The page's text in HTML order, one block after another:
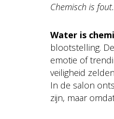
Chemisch is
Water is
blootstelling.
emotie of
veiligheid
In de salon
zijn, maar